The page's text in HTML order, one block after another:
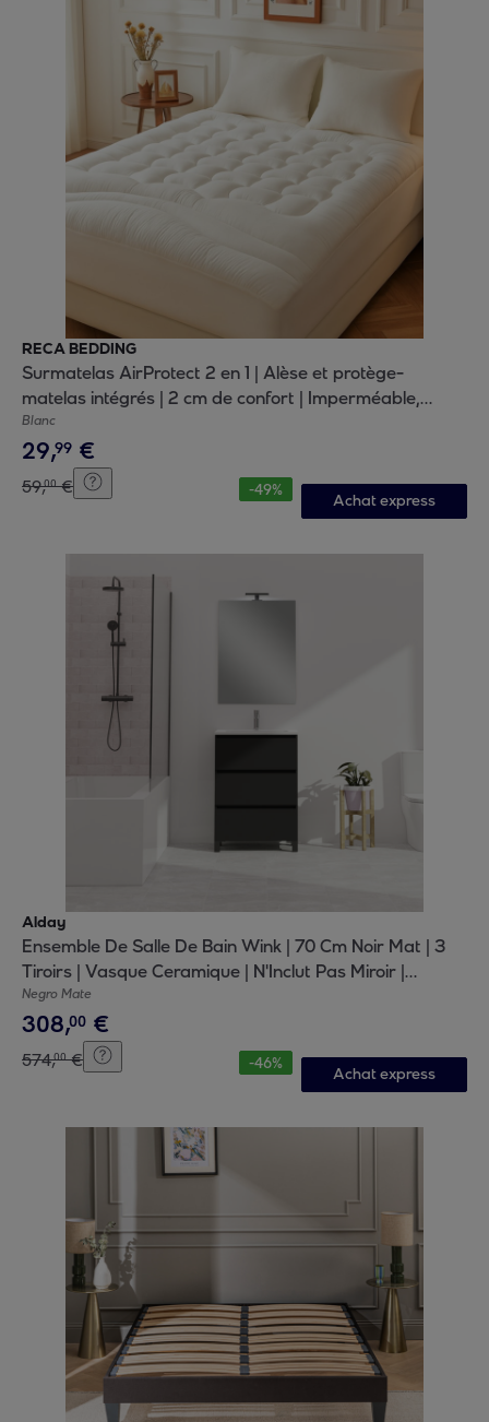
RECA BEDDING
Surmatelas AirProtect 2 en 1 | Alèse et protège-
matelas intégrés | 2 cm de confort | Imperméable,
moelleux, aéré, hypoallergénique
Blanc
29,99 €
59,00 € -49%
Achat express
Alday
Ensemble De Salle De Bain Wink | 70 Cm Noir Mat | 3
Tiroirs | Vasque Ceramique | N'Inclut Pas Miroir |
Mueble Montado | Alday
Negro Mate
308,00 €
574,00 € -46%
Achat express